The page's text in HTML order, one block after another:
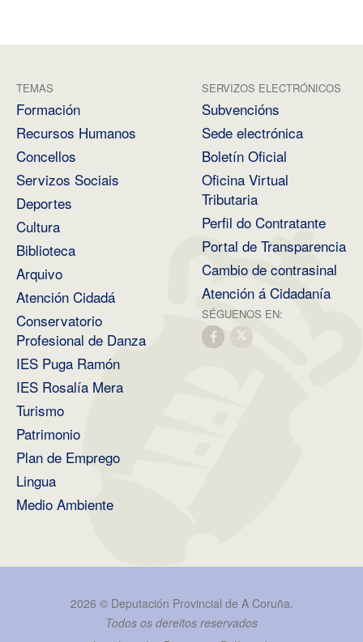
TEMAS
Formación
Recursos Humanos
Concellos
Servizos Sociais
Deportes
Cultura
Biblioteca
Arquivo
Atención Cidadá
Conservatorio
Profesional de Danza
IES Puga Ramón
IES Rosalía Mera
Turismo
Patrimonio
Plan de Emprego
Lingua
Medio Ambiente
SERVIZOS ELECTRÓNICOS
Subvencións
Sede electrónica
Boletín Oficial
Oficina Virtual
Tributaria
Perfil do Contratante
Portal de Transparencia
Cambio de contrasinal
Atención á Cidadanía
SÉGUENOS EN:
2026 © Deputación Provincial de A Coruña.
Todos os dereitos reservados